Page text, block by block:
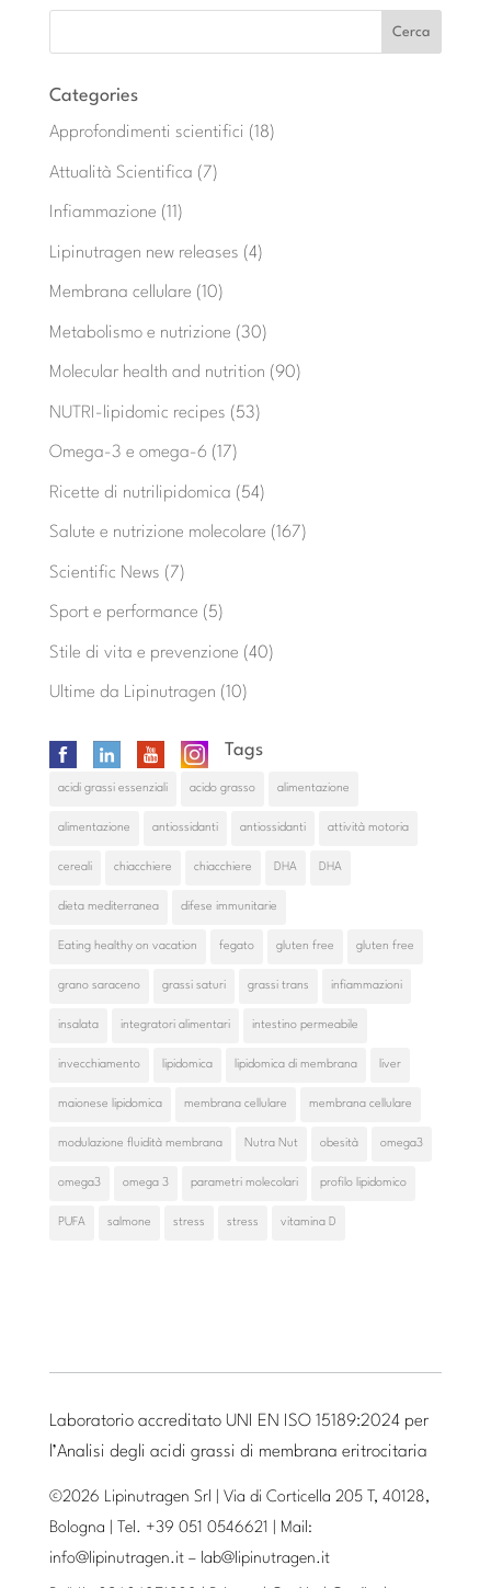
Categories
Approfondimenti scientifici (18)
Attualità Scientifica (7)
Infiammazione (11)
Lipinutragen new releases (4)
Membrana cellulare (10)
Metabolismo e nutrizione (30)
Molecular health and nutrition (90)
NUTRI-lipidomic recipes (53)
Omega-3 e omega-6(17)
Ricette di nutrilipidomica (54)
Salute e nutrizione molecolare (167)
Scientific News (7)
Sport e performance (5)
Stile di vita e prevenzione (40)
Ultime da Lipinutragen (10)
Tags
acidi grassi essenziali acido grasso alimentazione
alimentazione antiossidanti antiossidanti attività motoria
cereali chiacchiere chiacchiere DHA DHA
dieta mediterranea difese immunitarie
Eating healthy on vacation fegato gluten free gluten free
grano saraceno grassi saturi grassi trans infiammazioni
insalata integratori alimentari intestino permeabile
invecchiamento lipidomica lipidomica di membrana liver
maionese lipidomica membrana cellulare membrana cellulare
modulazione fluidità membrana Nutra Nut obesità omega3
omega3 omega 3 parametri molecolari profilo lipidomico
PUFA salmone stress stress vitamina D
Laboratorio accreditato UNI EN ISO 15189:2024 per
l’Analisi degli acidi grassi di membrana eritrocitaria
©2026 Lipinutragen Srl | Via di Corticella 205 T, 40128,
Bologna | Tel. +39 051 0546621 | Mail:
info@lipinutragen.it– lab@lipinutragen.it